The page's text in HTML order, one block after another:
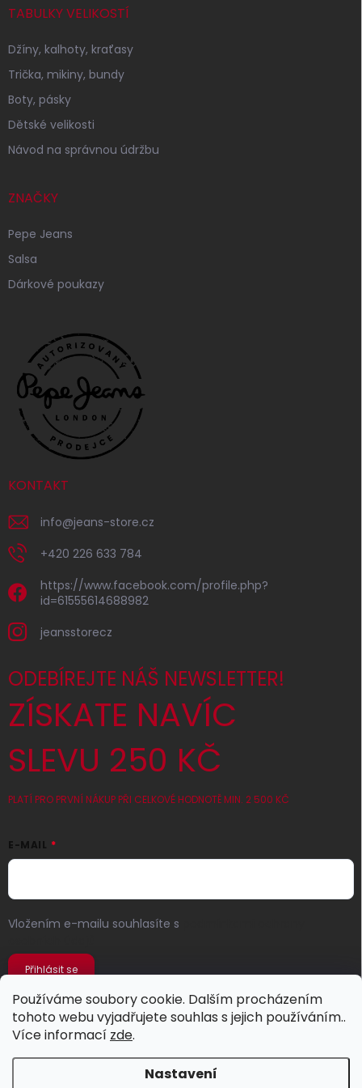
Používáme soubory cookie. Dalším procházením
tohoto webu vyjadřujete souhlas s jejich používáním..
Více informací zde.
Nastavení
TABULKY VELIKOSTÍ
Džíny, kalhoty, kraťasy
Trička, mikiny, bundy
Boty, pásky
Dětské velikosti
Návod na správnou údržbu
ZNAČKY
Pepe Jeans
Salsa
Dárkové poukazy
KONTAKT
info@jeans-store.cz
+420 226 633 784
https://www.facebook.com/profile.php?
id=61555614688982
jeansstorecz
ODEBÍREJTE NÁŠ NEWSLETTER!
ZÍSKATE NAVÍC
SLEVU 250 KČ
PLATÍ PRO PRVNÍ NÁKUP PŘI CELKOVÉ HODNOTĚ MIN. 2 500 KČ
E-MAIL
Vložením e-mailu souhlasíte s
Přihlásit se